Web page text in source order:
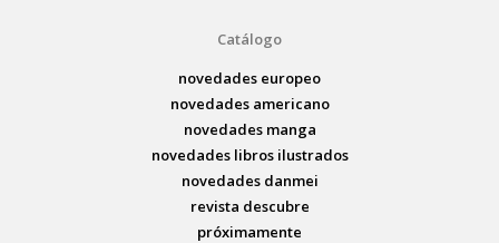
Catálogo
novedades europeo
novedades americano
novedades manga
novedades libros ilustrados
novedades danmei
revista descubre
próximamente